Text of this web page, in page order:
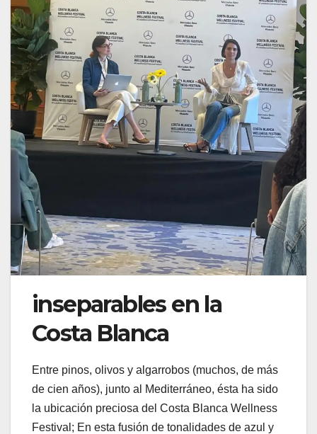
inseparables en la
Costa Blanca
Entre pinos, olivos y algarrobos (muchos, de más
de cien años), junto al Mediterráneo, ésta ha sido
la ubicación preciosa del Costa Blanca Wellness
Festival; En esta fusión de tonalidades de azul y